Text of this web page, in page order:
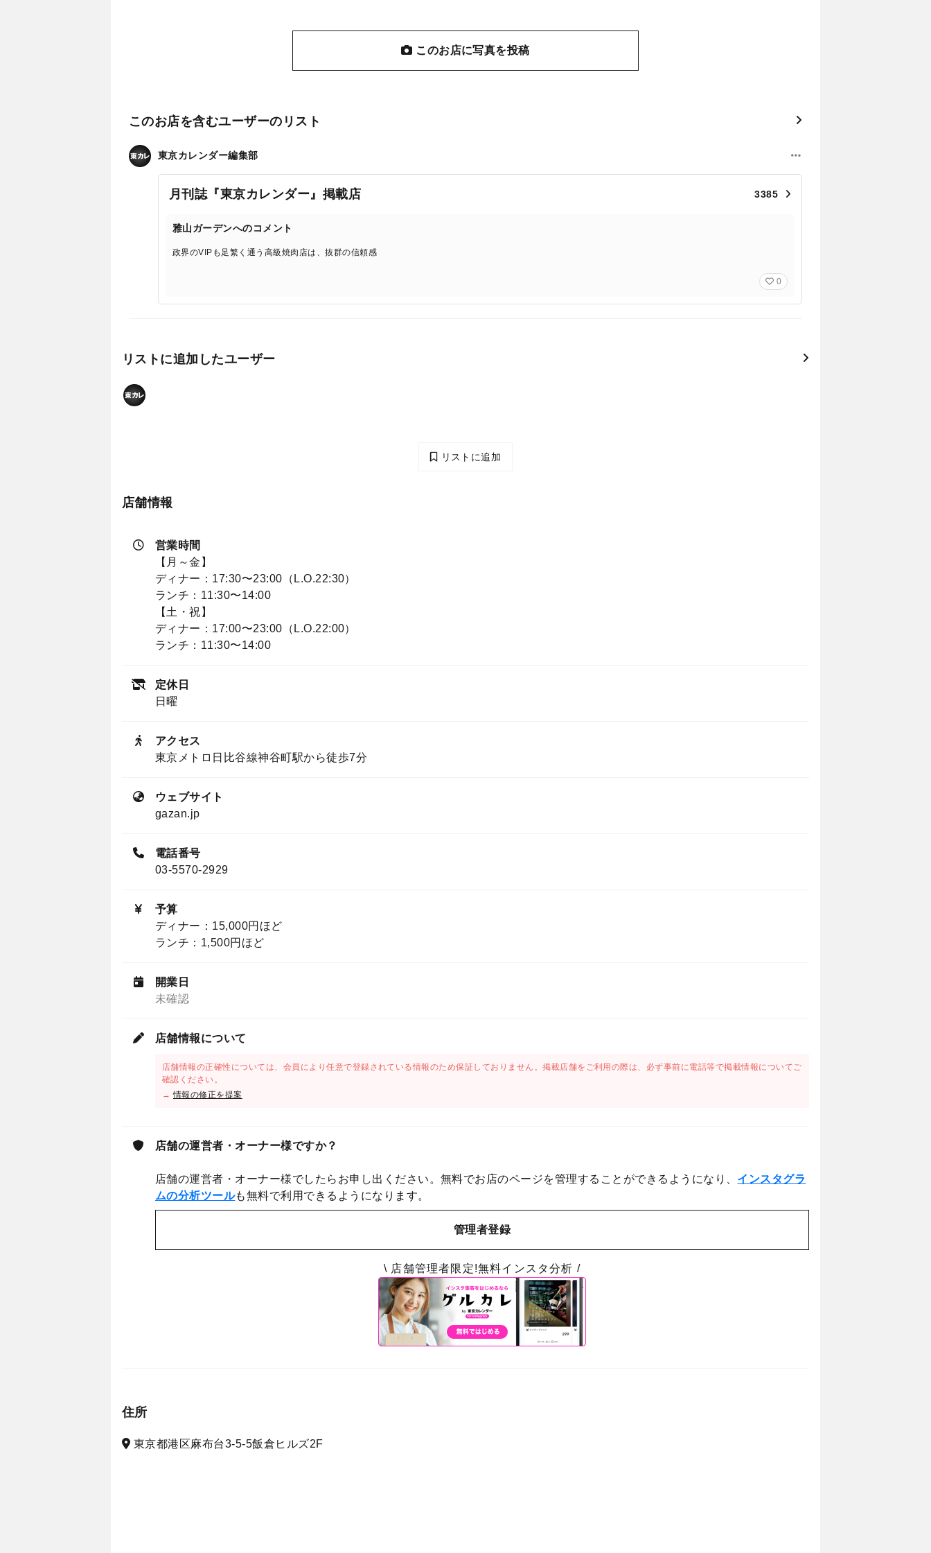
このお店に写真を投稿
このお店を含むユーザーのリスト
東京カレンダー編集部
月刊誌『東京カレンダー』掲載店 3385
雅山ガーデンへのコメント
政界のVIPも足繁く通う高級焼肉店は、抜群の信頼感
0
リストに追加したユーザー
リストに追加
店舗情報
営業時間
【月～金】
ディナー：17:30〜23:00（L.O.22:30）
ランチ：11:30〜14:00
【土・祝】
ディナー：17:00〜23:00（L.O.22:00）
ランチ：11:30〜14:00
定休日
日曜
アクセス
東京メトロ日比谷線神谷町駅から徒歩7分
ウェブサイト
gazan.jp
電話番号
03-5570-2929
予算
ディナー：15,000円ほど
ランチ：1,500円ほど
開業日
未確認
店舗情報について
店舗情報の正確性については、会員により任意で登録されている情報のため保証しておりません。掲載店舗をご利用の際は、必ず事前に電話等で掲載情報についてご
確認ください。
→情報の修正を提案
店舗の運営者・オーナー様ですか？
店舗の運営者・オーナー様でしたらお申し出ください。無料でお店のページを管理することができるようになり、 インスタグラ
ムの分析ツールも無料で利用できるようになります。
管理者登録
\ 店舗管理者限定!無料インスタ分析 /
住所
東京都港区麻布台3-5-5飯倉ヒルズ2F